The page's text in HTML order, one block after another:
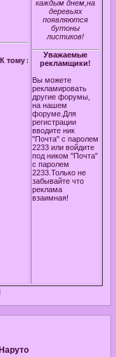
найдете новых друзей!))
каждым днем,на
деревьях
появляются
бутоны
листиков!
Уважаемые
рекламщики!
Вы можете
рекламировать
другие форумы,
на нашем
форуме.Для
регистрации
вводите ник
"Почта" с паролем
2233 или войдите
под ником "Почта"
с паролем
2233.Только не
забывайте что
реклама
взаимная!